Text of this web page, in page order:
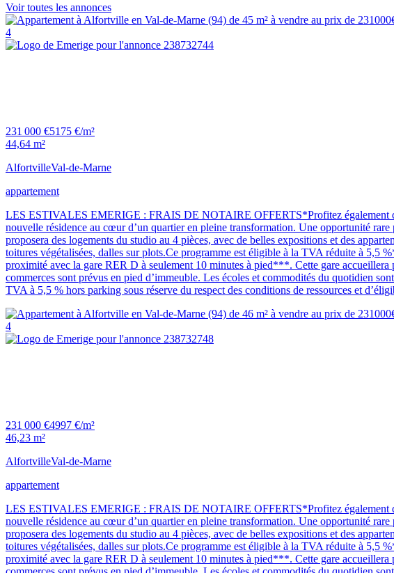
Voir toutes les annonces
4
231 000 €5175 €/m²
44,64 m²
AlfortvilleVal-de-Marne
appartement
LES ESTIVALES EMERIGE : FRAIS DE NOTAIRE OFFERTS*Profitez
nouvelle résidence au cœur d’un quartier en pleine transformation. Une opportunité
proposera des logements du studio au 4 pièces, avec de belles expositions et des
toitures végétalisées, dalles sur plots.Ce programme est éligible à la TVA réduite à 5,5
proximité avec la gare RER D à seulement 10 minutes à pied***. Cette gare
commerces sont prévus en pied d’immeuble. Les écoles et commodités du quotidien
TVA à 5,5 % hors parking sous réserve du respect des conditions de ressources et
4
231 000 €4997 €/m²
46,23 m²
AlfortvilleVal-de-Marne
appartement
LES ESTIVALES EMERIGE : FRAIS DE NOTAIRE OFFERTS*Profitez
nouvelle résidence au cœur d’un quartier en pleine transformation. Une opportunité
proposera des logements du studio au 4 pièces, avec de belles expositions et des
toitures végétalisées, dalles sur plots.Ce programme est éligible à la TVA réduite à 5,5
proximité avec la gare RER D à seulement 10 minutes à pied***. Cette gare